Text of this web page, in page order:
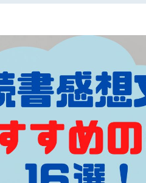
小学2年生
小学6年生